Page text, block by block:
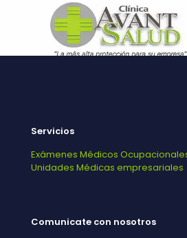
Servicios
Exámenes Médicos
Unidades Médicas empresariales
Comunicate con nosotros